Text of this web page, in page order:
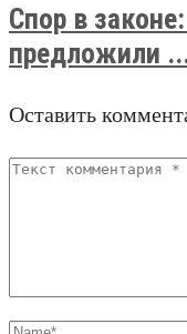
Спор в
предложили
Оставить